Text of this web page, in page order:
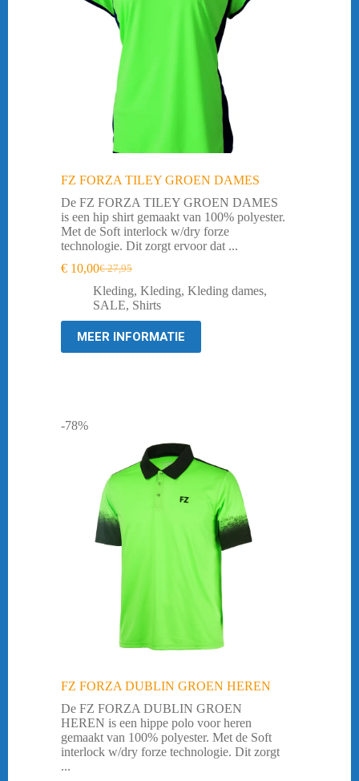
FZ FORZA TILEY GROEN DAMES
De FZ FORZA TILEY GROEN DAMES
is een hip shirt gemaakt van 100% polyester.
Met de Soft interlock w/dry forze
technologie. Dit zorgt ervoor dat ...
€27,95
Oorspronkelijke
prijs
was:
€ 27,95.
€ 10,00Huidige
prijs
is:
€ 10,00.
Kleding, Kleding, Kleding dames,
SALE, Shirts
MEER INFORMATIE
-78%
FZ FORZA DUBLIN GROEN HEREN
De FZ FORZA DUBLIN GROEN
HEREN is een hippe polo voor heren
gemaakt van 100% polyester. Met de Soft
interlock w/dry forze technologie. Dit zorgt
...